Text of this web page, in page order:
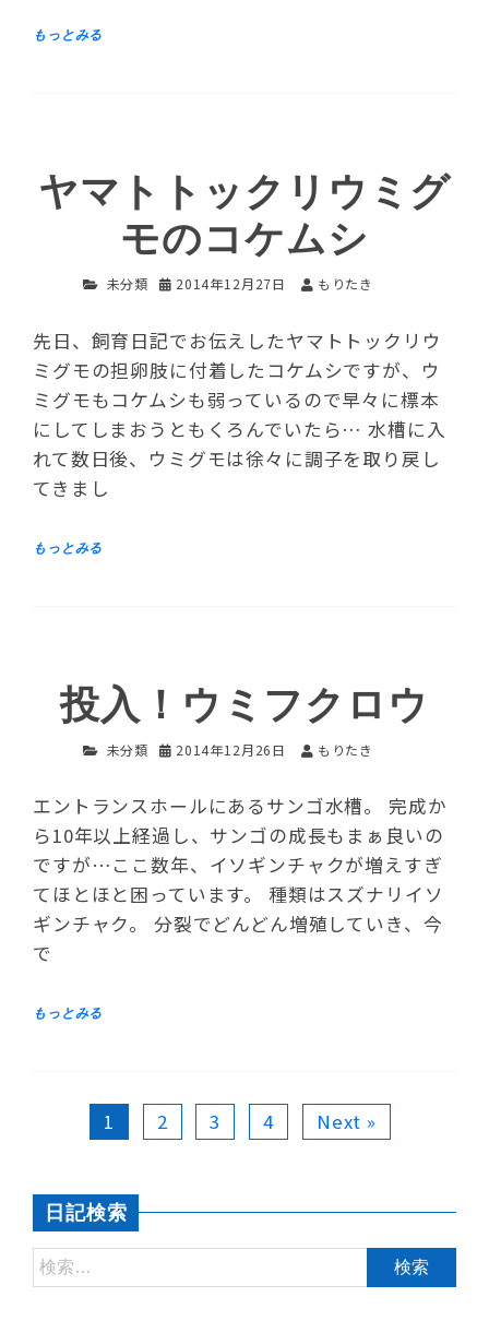
ヤマトトックリウミグ
モのコケムシ
未分類 2014年12月27日 もりたき
先日、飼育日記でお伝えしたヤマトトックリウ
ミグモの担卵肢に付着したコケムシですが、ウ
ミグモもコケムシも弱っているので早々に標本
にしてしまおうともくろんでいたら… 水槽に入
れて数日後、ウミグモは徐々に調子を取り戻し
てきまし
投入！ウミフクロウ
未分類 2014年12月26日 もりたき
エントランスホールにあるサンゴ水槽。 完成か
ら10年以上経過し、サンゴの成長もまぁ良いの
ですが…ここ数年、イソギンチャクが増えすぎ
てほとほと困っています。 種類はスズナリイソ
ギンチャク。 分裂でどんどん増殖していき、今
で
1 2 3 4 Next »
日記検索